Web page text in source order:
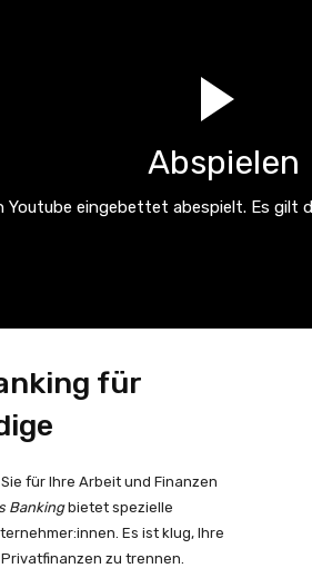
Abspielen
Youtube eingebettet abespielt. Es gilt
für
für Ihre Arbeit und Finanzen
Bankingbietet spezielle
Es ist klug, Ihre
zu trennen.